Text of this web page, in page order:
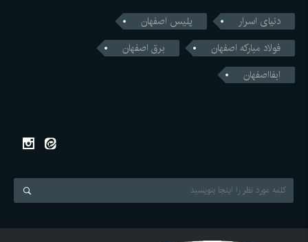
دنیای اسرار
پلیس اصفهان
فولاد مبارکه اصفهان
برق اصفهان
ابفااصفهان